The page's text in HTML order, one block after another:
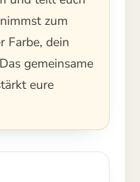
zum
Farbe, dein
gemeinsame
eure